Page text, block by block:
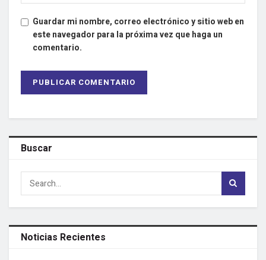
Guardar mi nombre, correo electrónico y sitio web en
este navegador para la próxima vez que haga un
comentario.
Buscar
Noticias Recientes